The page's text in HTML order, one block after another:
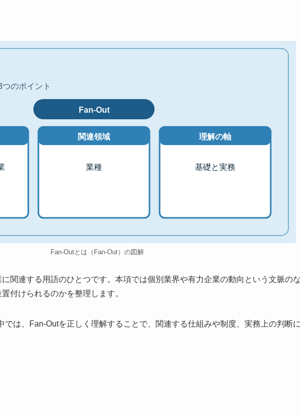
つのポイント
Fan-Out
関連領域
業種
理解の軸
基礎と実務
Fan-Outとは（Fan-Out）の図解
関連する用語のひとつです。本項では個別業界や有力企業の動向という文脈の
付けられるのかを整理します。
では、Fan-Outを正しく理解することで、関連する仕組みや制度、実務上の判断